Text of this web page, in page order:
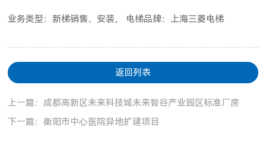
业务类型：新梯销售、安装， 电梯品牌：上海三菱电梯
返回列表
上一篇：成都高新区未来科技城未来智谷产业园区标准厂房
下一篇：衡阳市中心医院异地扩建项目